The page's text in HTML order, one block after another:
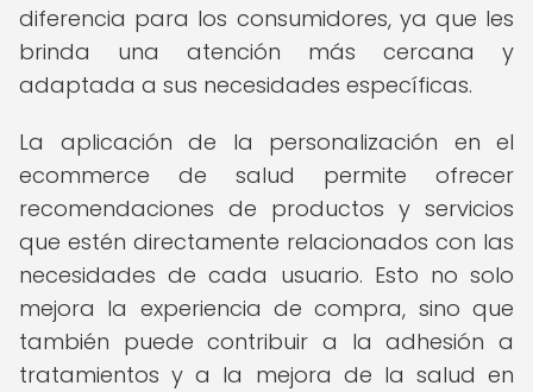
diferencia para los consumidores, ya que les
brinda una atención más cercana y
adaptada a sus necesidades específicas.
La aplicación de la personalización en el
ecommerce de salud permite ofrecer
recomendaciones de productos y servicios
que estén directamente relacionados con las
necesidades de cada usuario. Esto no solo
mejora la experiencia de compra, sino que
también puede contribuir a la adhesión a
tratamientos y a la mejora de la salud en